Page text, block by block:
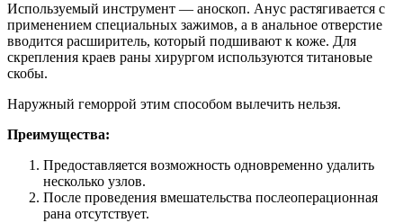
Используемый инструмент — аноскоп. Анус растягивается с
применением специальных зажимов, а в анальное отверстие
вводится расширитель, который подшивают к коже. Для
скрепления краев раны хирургом используются титановые
скобы.
Наружный геморрой этим способом вылечить нельзя.
Преимущества:
Предоставляется возможность одновременно удалить
несколько узлов.
После проведения вмешательства послеоперационная
рана отсутствует.